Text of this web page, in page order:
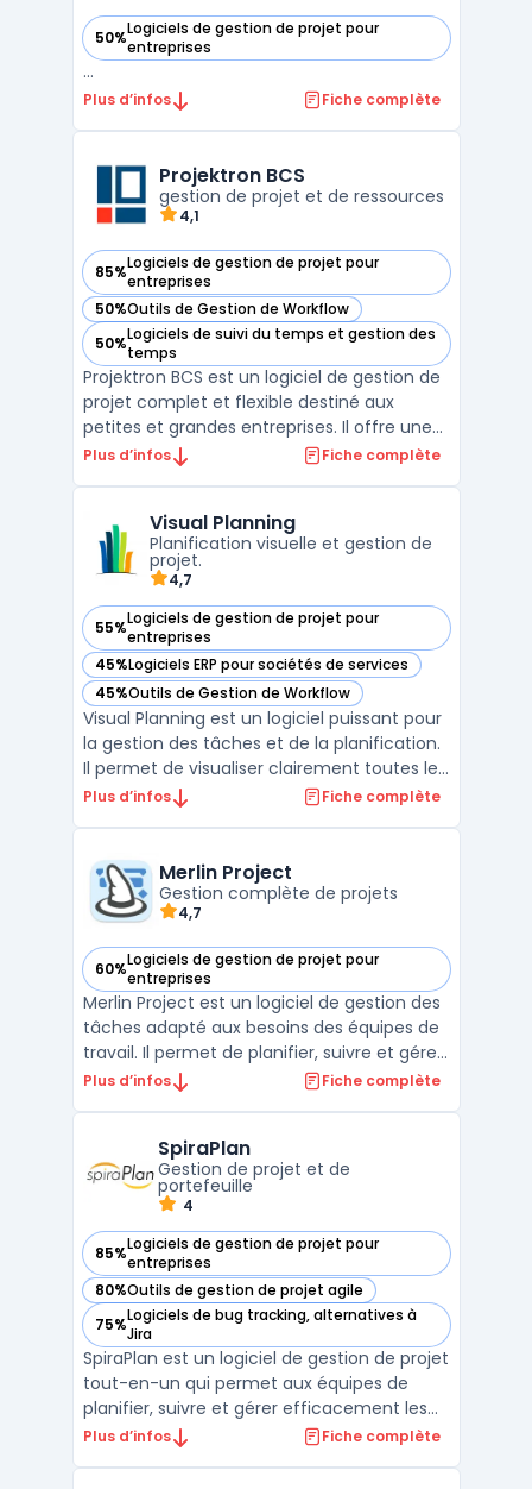
50%Logiciels de gestion de projet pour
entreprises
— voir Airsaas dans cette catégorie
...
Plus d’infos Fiche complète
Projektron BCS
gestion de projet et de ressources
4,1
85%Logiciels de gestion de projet pour
entreprises
— voir Projektron BCS dans cette catégorie
50%Outils de Gestion de Workflow
— voir Projektron BCS dans cette catégorie
50%Logiciels de suivi du temps et gestion des
temps
— voir Projektron BCS dans cette catégorie
Projektron BCS est un logiciel de gestion de
projet complet et flexible destiné aux
petites et grandes entreprises. Il offre une
gamme complète de fonctionnalités de
des ressources et des budgets. Projektron B
Plus d’infos Fiche complète
Visual Planning
Planification visuelle et gestion de
projet.
4,7
55%Logiciels de gestion de projet pour
entreprises
— voir Visual Planning dans cette catégorie
45%Logiciels ERP pour sociétés de services
— voir Visual Planning dans cette catégorie
45%Outils de Gestion de Workflow
— voir Visual Planning dans cette catégorie
Visual Planning est un logiciel puissant pour
la gestion des tâches et de la planification.
Il permet de visualiser clairement toutes les
activités quotidiennes d'une entreprise, afin
planification assure une gestion simplifi ...
Plus d’infos Fiche complète
Merlin Project
Gestion complète de projets
4,7
60%Logiciels de gestion de projet pour
entreprises
— voir Merlin Project dans cette catégorie
Merlin Project est un logiciel de gestion des
tâches adapté aux besoins des équipes de
travail. Il permet de planifier, suivre et gérer
des projets, de la conception à la
collaboration entre les membres de
l'équipe. Merlin ...
Plus d’infos Fiche complète
SpiraPlan
Gestion de projet et de
portefeuille
4
85%Logiciels de gestion de projet pour
entreprises
— voir SpiraPlan dans cette catégorie
80%Outils de gestion de projet agile
— voir SpiraPlan dans cette catégorie
75%Logiciels de bug tracking, alternatives à
Jira
— voir SpiraPlan dans cette catégorie
SpiraPlan est un logiciel de gestion de projet
tout-en-un qui permet aux équipes de
planifier, suivre et gérer efficacement les
projets. Avec SpiraPlan, les utilisateurs
Plus d’infos Fiche complète